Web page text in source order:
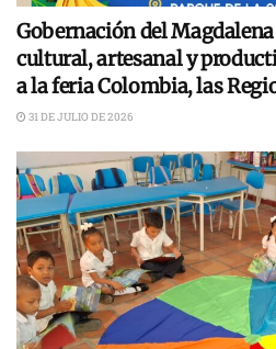
Gobernación del
cultural, artesanal y
a la feria Colombia, las
31 DE JULIO DE 2026